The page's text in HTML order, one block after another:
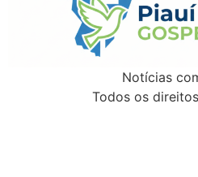
Notícias
Todos os